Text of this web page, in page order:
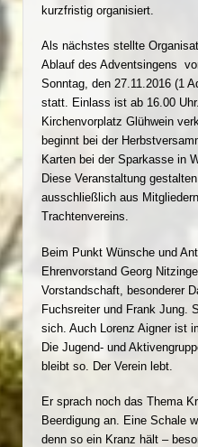
kurzfristig organisiert.
Als nächstes stellte
Ablauf des Adventsingens
Sonntag, den 27.11.2016 (1
statt. Einlass ist ab 16.00
Kirchenvorplatz Glühwein
beginnt bei der
Karten bei der Sparkasse in
Diese Veranstaltung
ausschließlich aus
Trachtenvereins.
Beim Punkt Wünsche und
Ehrenvorstand Georg
Vorstandschaft, besonderer
Fuchsreiter und Frank Jung.
sich. Auch Lorenz Aigner ist
Die Jugend- und
bleibt so. Der Verein lebt.
Er sprach noch das Thema
Beerdigung an. Eine Schale
denn so ein Kranz hält –